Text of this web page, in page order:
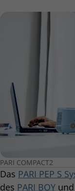
PARI COMPACT2
Das PARI PEP S
des PARI BOY